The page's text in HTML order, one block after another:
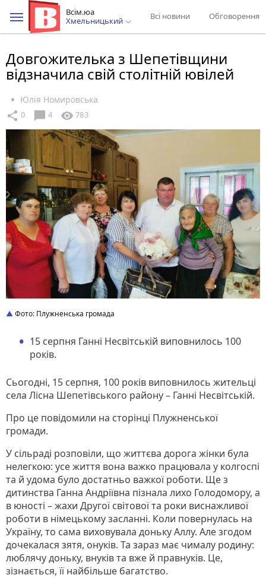
Всім.юа
Хмельницький
Всі новини Обговорення
Довгожителька з Шепетівщини
відзначила свій столітній ювілей
Юлія Номировська
share 0 chat_bubble 4 visibility 783
Фото: Плужненська громада
15 серпня Ганні Несвітській виповнилось 100
років.
Сьогодні, 15 серпня, 100 років виповнилось жительці
села Лісна Шепетівського району – Ганні Несвітській.
Про це повідомили на сторінці Плужненської
громади.
У сільраді розповіли, що життєва дорога жінки була
нелегкою: усе життя вона важко працювала у колгоспі
та й удома було достатньо важкої роботи. Ще з
дитинства Ганна Андріївна пізнала лихо Голодомору, а
в юності – жахи Другої світової та роки виснажливої
роботи в німецькому засланні. Коли повернулась на
Україну, то сама виховувала доньку Аллу. Але згодом
дочекалася зятя, онуків. Та зараз має чималу родину:
люблячу доньку, внуків та вже й правнуків. Це,
зізнається, її найбільше багатство.